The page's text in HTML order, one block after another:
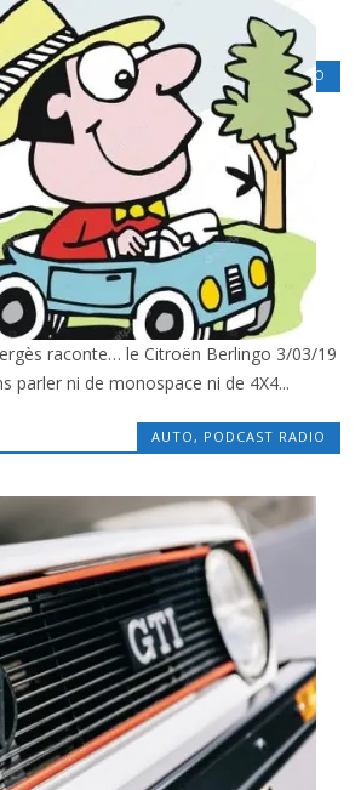
LOISIRS CULTURELS, PODCAST RADIO
: LE BERLINGO, AVEC P.
VERGÈS
x
raconte… le Citroën Berlingo 3/03/19
parler ni de monospace ni de 4X4...
AUTO, PODCAST RADIO